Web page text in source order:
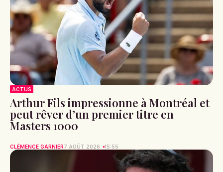
ACTUS
Arthur Fils impressionne à Montréal et
peut rêver d’un premier titre en
Masters 1000
CLÉMENCE GARNIER7 AOÛT 2026 15:55